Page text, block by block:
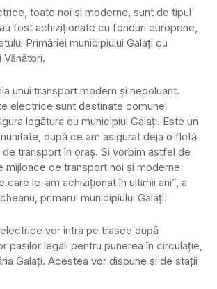
toate noi și moderne, sunt de tipul
fost achiziționate cu fonduri europene,
Primăriei municipiului Galați cu
Vânători.
unui transport modern și nepoluant.
electrice sunt destinate comunei
legătura cu municipiul Galați. Este un
după ce am asigurat deja o flotă
transport în oraș. Și vorbim astfel de
mijloace de transport noi și moderne
care le-am achiziționat în ultimii ani”, a
primarul municipiului Galați.
vor intra pe trasee după
pașilor legali pentru punerea în circulație,
Galați. Acestea vor dispune și de stații